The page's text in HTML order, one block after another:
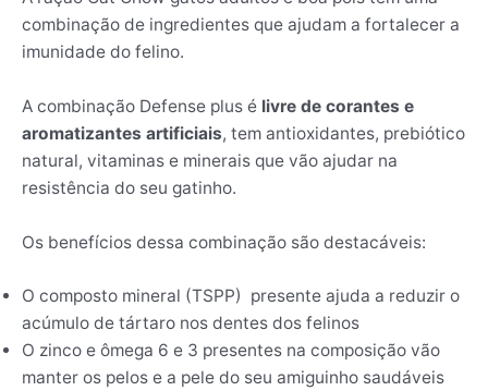
combinação de ingredientes que ajudam a fortalecer a
imunidade do felino.
A combinação Defense plus é livre de corantes e
aromatizantes artificiais, tem antioxidantes, prebiótico
natural, vitaminas e minerais que vão ajudar na
resistência do seu gatinho.
Os benefícios dessa combinação são destacáveis:
O composto mineral (TSPP) presente ajuda a reduzir o
acúmulo de tártaro nos dentes dos felinos
O zinco e ômega 6 e 3 presentes na composição vão
manter os pelos e a pele do seu amiguinho saudáveis